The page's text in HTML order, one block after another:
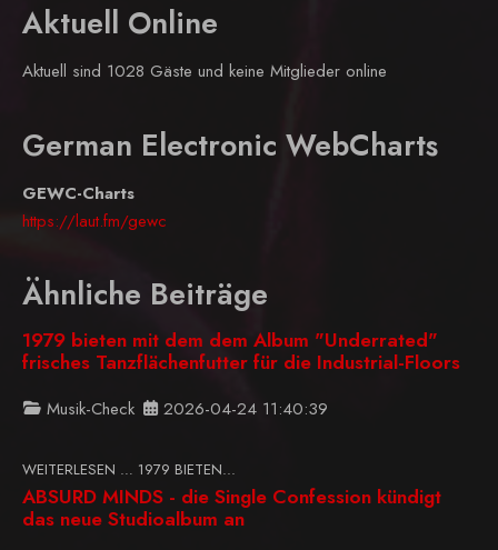
Aktuell Online
Aktuell sind 1028 Gäste und keine Mitglieder online
German Electronic WebCharts
GEWC-Charts
https://laut.fm/gewc
Ähnliche Beiträge
1979 bieten mit dem dem Album "Underrated"
frisches Tanzflächenfutter für die Industrial-Floors
Musik-Check 2026-04-24 11:40:39
WEITERLESEN … 1979 BIETEN...
ABSURD MINDS - die Single Confession kündigt
das neue Studioalbum an